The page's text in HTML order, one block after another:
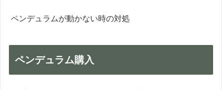
ペンデュラムが動かない時の対処
ペンデュラム購入